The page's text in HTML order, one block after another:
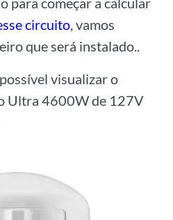
circuito, vamos
que será instalado..
visualizar o
Ultra 4600W de 127V